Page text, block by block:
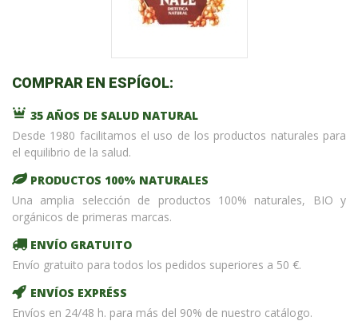
COMPRAR EN ESPÍGOL:
35 AÑOS DE SALUD NATURAL
Desde 1980 facilitamos el uso de los productos naturales para
el equilibrio de la salud.
PRODUCTOS 100% NATURALES
Una amplia selección de productos 100% naturales, BIO y
orgánicos de primeras marcas.
ENVÍO GRATUITO
Envío gratuito para todos los pedidos superiores a 50 €.
ENVÍOS EXPRÉSS
Envíos en 24/48 h. para más del 90% de nuestro catálogo.